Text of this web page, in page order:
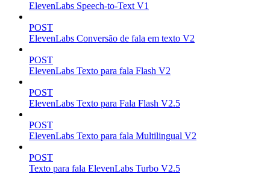
ElevenLabs Speech-to-Text V1
POST
ElevenLabs Conversão de fala em texto V2
POST
ElevenLabs Texto para fala Flash V2
POST
ElevenLabs Texto para Fala Flash V2.5
POST
ElevenLabs Texto para fala Multilingual V2
POST
Texto para fala ElevenLabs Turbo V2.5